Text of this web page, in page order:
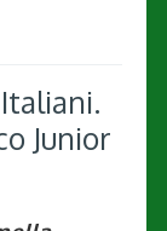
Junior